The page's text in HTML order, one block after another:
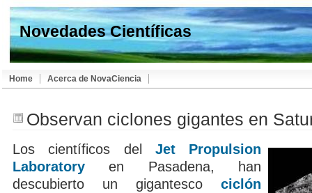
Novedades Científicas
Home Acerca de NovaCiencia
Observan ciclones gigantes en
Los científicos del Jet Propulsion
Laboratory en Pasadena, han
descubierto un gigantesco ciclón